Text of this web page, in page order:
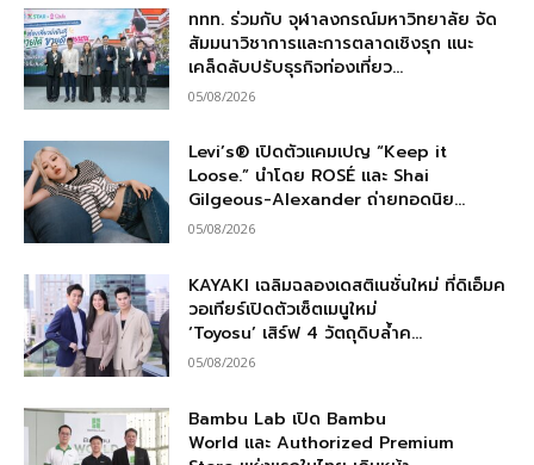
ททท. ร่วมกับ จุฬาลงกรณ์มหาวิทยาลัย จัด
สัมมนาวิชาการและการตลาดเชิงรุก แนะ
เคล็ดลับปรับธุรกิจท่องเที่ยว...
05/08/2026
Levi’s® เปิดตัวแคมเปญ “Keep it
Loose.” นำโดย ROSÉ และ Shai
Gilgeous-Alexander ถ่ายทอดนิย...
05/08/2026
KAYAKI เฉลิมฉลองเดสติเนชั่นใหม่ ที่ดิเอ็มค
วอเทียร์เปิดตัวเซ็ตเมนูใหม่
‘Toyosu’ เสิร์ฟ 4 วัตถุดิบล้ำค...
05/08/2026
Bambu Lab เปิด Bambu
World และ Authorized Premium